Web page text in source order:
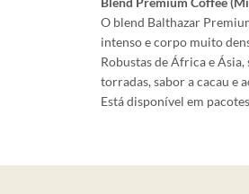
O blend Balthazar
intenso e corpo muito
Robustas de África e
torradas, sabor a cacau e
Está disponível em